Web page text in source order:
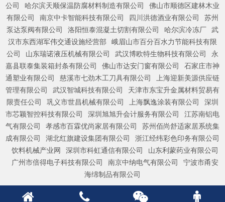
公司
哈尔滨天顺保温防腐材料制造有限公司
佛山市顺德区建林木业
有限公司
南京中卡智能科技有限公司 四川洪德酒业有限公司
苏州
泵达泵阀有限公司
洛阳恒泰混凝土切割有限公司 哈尔滨冷冻厂 武
汉市东西湖军伟交通设施经营部
峨眉山市百分百水力节能科技有限
公司
山东瑞诺液压机械有限公司 武汉博欧特生物科技有限公司
永
嘉县联泰集装箱封条有限公司
佛山市达安门窗有限公司
石家庄市神
通塑业有限公司
慈溪市七劲木工刀具有限公司
上海迎新美源供应链
管理有限公司
武汉智城科技有限公司
天津市东宝升金属材料贸易有
限责任公司
巩义市世昌机械有限公司 上海飘逸涂装有限公司
深圳
市芯颖智控科技有限公司
深圳旭旭升会计服务有限公司
江苏南铝电
气有限公司
孝感市百霖优尚家居有限公司
苏州佰尚舒适家居系统集
成有限公司
湖北红旗建设集团有限公司
浙江经纬彩色印务有限公司
饮料机械产业网
深圳市科虹通信有限公司
山东利蒙药业有限公司
广州市倍得电子科技有限公司
南京中纳电气有限公司
宁波市甬安
海绵制品有限公司